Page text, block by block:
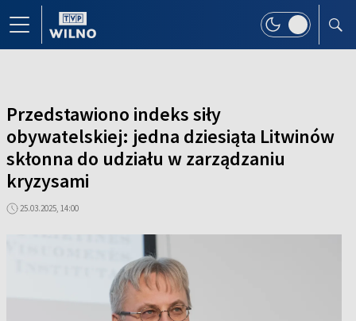
Przedstawiono indeks siły
obywatelskiej: jedna dziesiąta Litwinów
skłonna do udziału w zarządzaniu
kryzysami
25.03.2025, 14:00